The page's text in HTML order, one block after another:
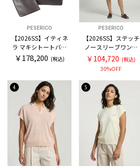
PESERICO
【2026SS】イティネ
ラ マキシトートバッ
グ
￥178,200 (税込)
PESERICO
【2026SS】ステッチ
ノースリーブワンピ
ース
￥104,720 (税込)
30%OFF
4 5